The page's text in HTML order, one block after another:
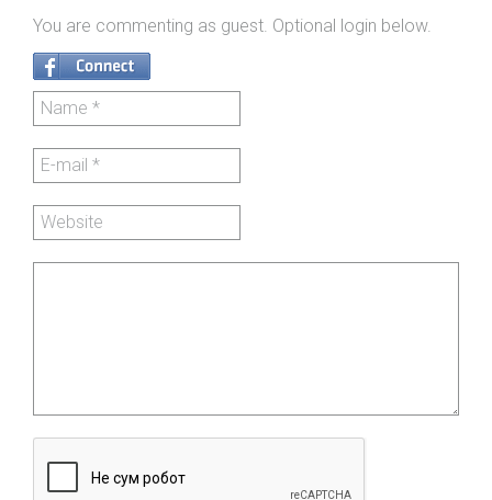
You are commenting as guest. Optional login below.